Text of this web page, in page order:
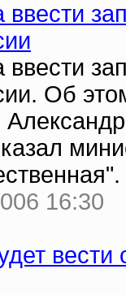
Об
16:30
вести